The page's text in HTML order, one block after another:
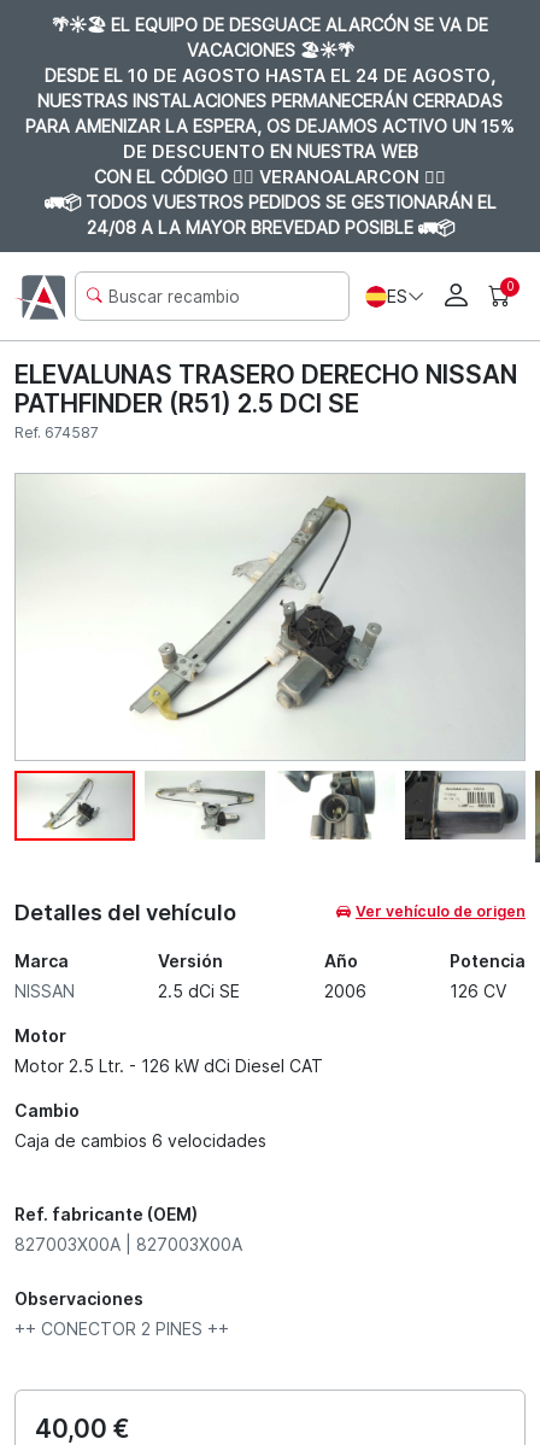
🌴☀️🏖️ EL EQUIPO DE DESGUACE ALARCÓN SE VA DE
VACACIONES 🏖️☀️🌴
DESDE EL 10 DE AGOSTO HASTA EL 24 DE AGOSTO,
NUESTRAS INSTALACIONES PERMANECERÁN CERRADAS
PARA AMENIZAR LA ESPERA, OS DEJAMOS ACTIVO UN 15%
DE DESCUENTO EN NUESTRA WEB
CON EL CÓDIGO 👉🏼 VERANOALARCON 👈🏼
🚛📦 TODOS VUESTROS PEDIDOS SE GESTIONARÁN EL
24/08 A LA MAYOR BREVEDAD POSIBLE 🚛📦
ES 0
ELEVALUNAS TRASERO DERECHO NISSAN
PATHFINDER (R51) 2.5 DCI SE
Ref. 674587
Detalles del vehículo Ver vehículo de origen
Marca
NISSAN
Versión
2.5 dCi SE
Año
2006
Potencia
126 CV
Motor
Motor 2.5 Ltr. - 126 kW dCi Diesel CAT
Cambio
Caja de cambios 6 velocidades
Ref. fabricante (OEM)
827003X00A | 827003X00A
Observaciones
++ CONECTOR 2 PINES ++
40,00 €